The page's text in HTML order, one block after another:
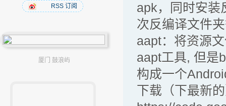
RSS 订阅
厦门 鼓浪屿
apk，同时安装
次反编译文件
aapt：将资源
aapt工具, 但是
构成一个
下载（下最新